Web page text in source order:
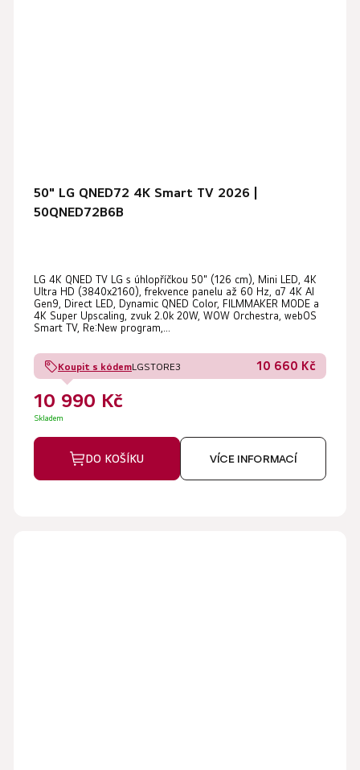
50" LG QNED72 4K Smart TV 2026 |
50QNED72B6B
LG 4K QNED TV LG s úhlopříčkou 50" (126 cm), Mini LED, 4K
Ultra HD (3840x2160), frekvence panelu až 60 Hz, α7 4K AI
Gen9, Direct LED, Dynamic QNED Color, FILMMAKER MODE a
4K Super Upscaling, zvuk 2.0k 20W, WOW Orchestra, webOS
Smart TV, Re:New program,...
Koupit s kódemLGSTORE3 10 660 Kč
10 990 Kč
Skladem
DO KOŠÍKU VÍCE INFORMACÍ